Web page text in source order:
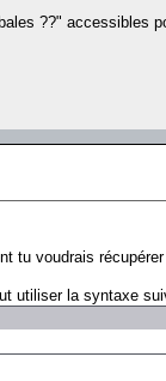
??" accessibles
tu voudrais
utiliser la syntaxe